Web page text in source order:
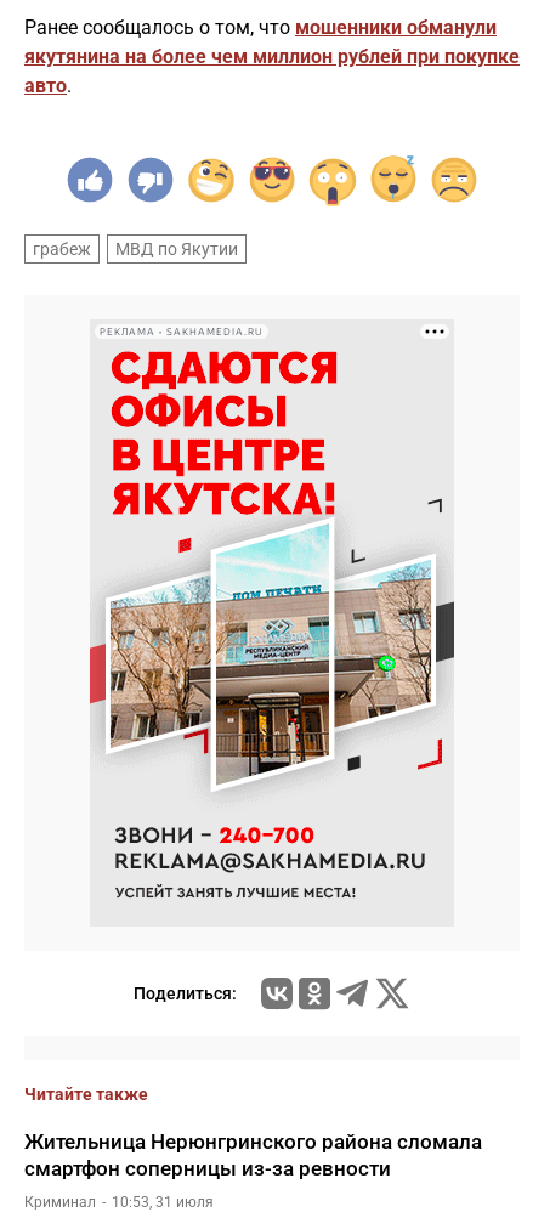
Ранее сообщалось о том, что мошенники обманули
якутянина на более чем миллион рублей при покупке
авто.
грабеж МВД по Якутии
РЕКЛАМА • SAKHAMEDIA.RU
Поделиться:
Читайте также
Жительница Нерюнгринского района сломала
смартфон соперницы из-за ревности
Криминал 10:53, 31 июля